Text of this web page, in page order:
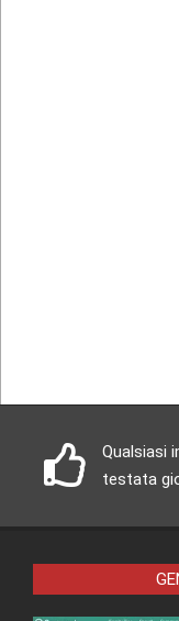
Qualsiasi
testata